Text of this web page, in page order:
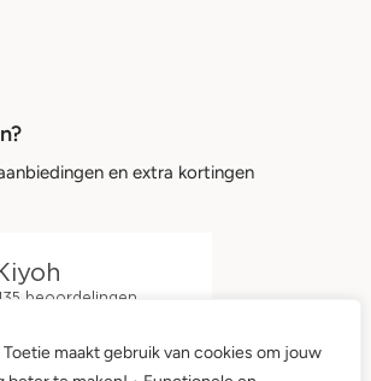
maakt gebruik van cookies om jouw
en extra kortingen